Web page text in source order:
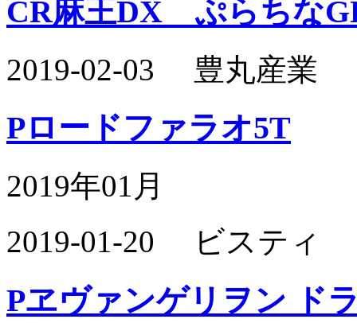
CR麻王DX ぷらちな
2019-02-03 豊丸産業
Pロードファラオ5T
2019年01月
2019-01-20 ビスティ
Pヱヴァンゲリヲン ド